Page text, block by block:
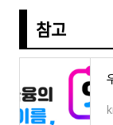
참고